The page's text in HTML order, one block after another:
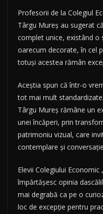
Profesorii de la Colegiul
Târgu Mureş au sugerat
complet unice, existând o
oarecum decorate, în cel
totuşi acestea rămân
Aceştia spun că într-o
tot mai mult
Târgu Mureş rămâne un
unei încăperi, prin
patrimoniu vizual, care
contemplare şi
Elevii Colegiului Economic
împărtăşesc opinia
mai degrabă ca pe o
loc de excepţie pentru